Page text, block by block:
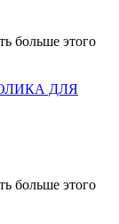
больше этого
ДЛЯ
больше этого